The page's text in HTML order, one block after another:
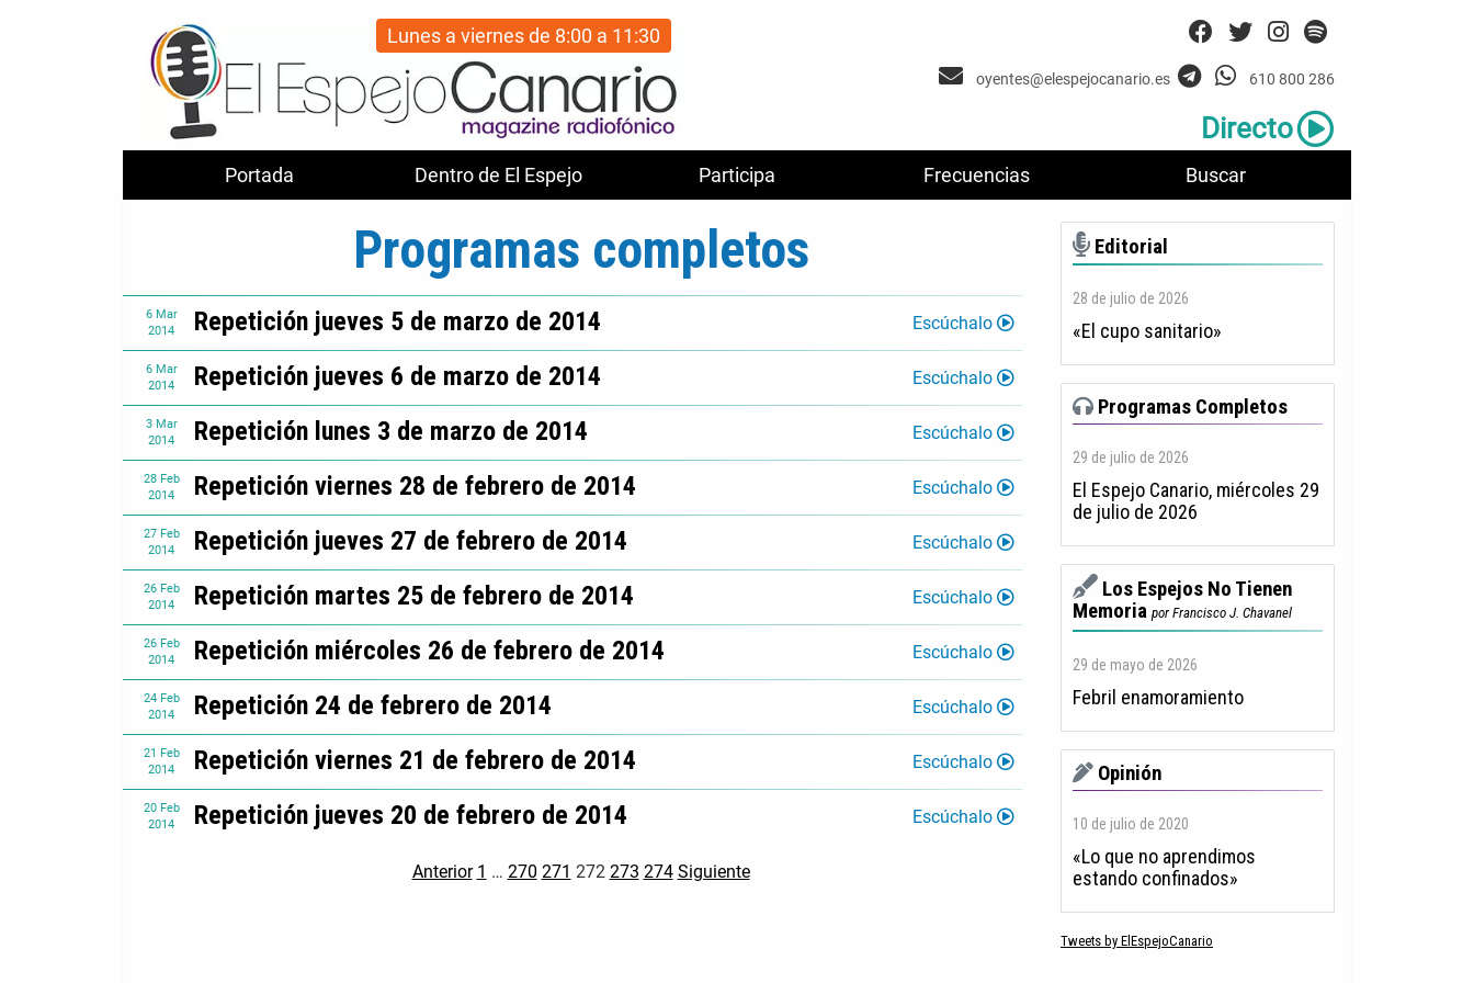
Portada Dentro de El Espejo Participa Frecuencias Buscar
Lunes a viernes de 8:00 a 11:30
oyentes@elespejocanario.es 610 800 286
Directo
Programas completos
6 Mar
2014
Repetición jueves 5 de marzo de 2014 Escúchalo
6 Mar
2014
Repetición jueves 6 de marzo de 2014 Escúchalo
3 Mar
2014
Repetición lunes 3 de marzo de 2014 Escúchalo
28 Feb
2014
Repetición viernes 28 de febrero de 2014 Escúchalo
27 Feb
2014
Repetición jueves 27 de febrero de 2014 Escúchalo
26 Feb
2014
Repetición martes 25 de febrero de 2014 Escúchalo
26 Feb
2014
Repetición miércoles 26 de febrero de 2014 Escúchalo
24 Feb
2014
Repetición 24 de febrero de 2014 Escúchalo
21 Feb
2014
Repetición viernes 21 de febrero de 2014 Escúchalo
20 Feb
2014
Repetición jueves 20 de febrero de 2014 Escúchalo
Anterior 1 … 270 271 272 273 274 Siguiente
Editorial
28 de julio de 2026
«El cupo sanitario»
Programas Completos
29 de julio de 2026
El Espejo Canario, miércoles 29
de julio de 2026
Los Espejos No Tienen
Memoria por Francisco J. Chavanel
29 de mayo de 2026
Febril enamoramiento
Opinión
10 de julio de 2020
«Lo que no aprendimos
estando confinados»
Tweets by ElEspejoCanario